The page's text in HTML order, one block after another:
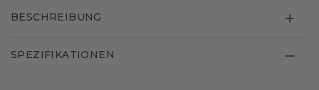
BESCHREIBUNG
SPEZIFIKATIONEN